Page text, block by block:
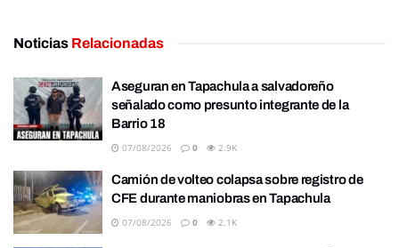
Noticias Relacionadas
Aseguran en Tapachula a salvadoreño
señalado como presunto integrante de la
Barrio 18
07/08/2026 0 2.9K
Camión de volteo colapsa sobre registro de
CFE durante maniobras en Tapachula
07/08/2026 0 2.1K